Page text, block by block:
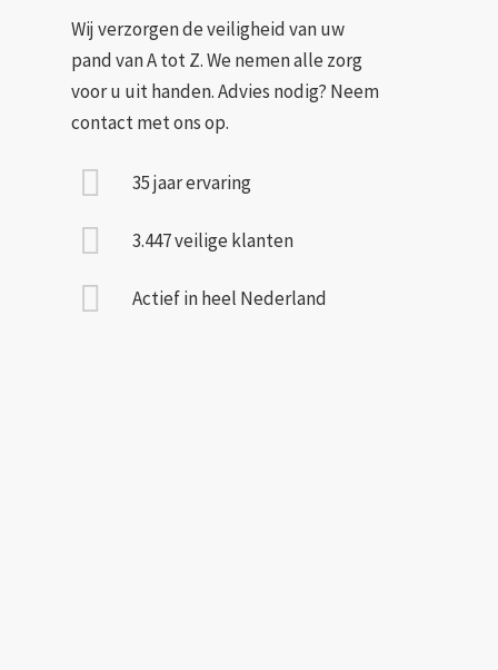
Wij verzorgen de veiligheid van uw
pand van A tot Z. We nemen alle zorg
voor u uit handen. Advies nodig? Neem
contact met ons op.
35 jaar ervaring
3.447 veilige klanten
Actief in heel Nederland